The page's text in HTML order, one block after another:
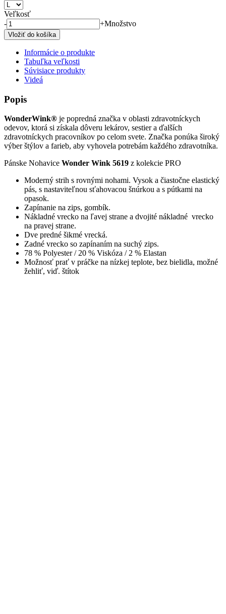
Veľkosť
-
+Množstvo
Informácie o produkte
Tabuľka veľkosti
Súvisiace produkty
Videá
Popis
WonderWink® je popredná značka v oblasti zdravotníckych
odevov, ktorá si získala dôveru lekárov, sestier a ďalších
zdravotníckych pracovníkov po celom svete. Značka ponúka široký
výber štýlov a farieb, aby vyhovela potrebám každého zdravotníka.
Pánske Nohavice Wonder Wink 5619 z kolekcie PRO
Moderný strih s rovnými nohami. Vysok a čiastočne elastický
pás, s nastaviteľnou sťahovacou šnúrkou a s pútkami na
opasok.
Zapínanie na zips, gombík.
Nákladné vrecko na ľavej strane a dvojité nákladné vrecko
na pravej strane.
Dve predné šikmé vrecká.
Zadné vrecko so zapínaním na suchý zips.
78 % Polyester / 20 % Viskóza / 2 % Elastan
Možnosť prať v práčke na nízkej teplote, bez bielidla, možné
žehliť, viď. štítok